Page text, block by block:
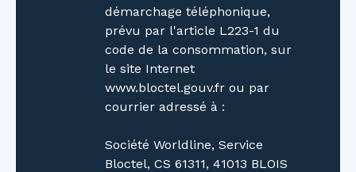
démarchage téléphonique,
prévu par l'article L223-1 du
code de la consommation, sur
le site Internet
www.bloctel.gouv.fr ou par
courrier adressé à :
Société Worldline, Service
Bloctel, CS 61311, 41013 BLOIS